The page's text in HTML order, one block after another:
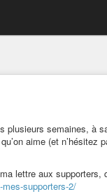
plusieurs semaines, à
aime (et n’hésitez
lettre aux supporters,
supporters-2/